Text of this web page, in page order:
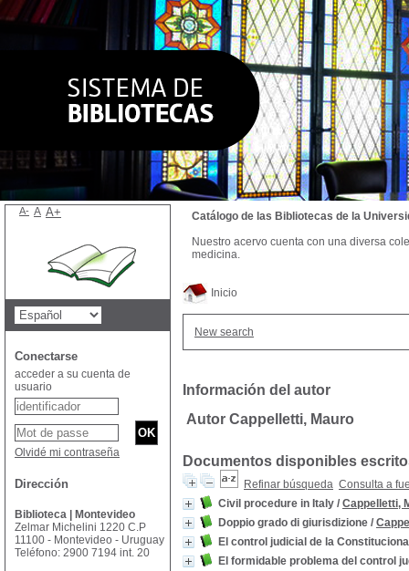
Inicio
New search
Información del autor
Autor Cappelletti, Mauro
Documentos disponibles
Refinar búsqueda Consulta a
Civil procedure in Italy / Cappelletti,
Doppio grado di giurisdizione /
El control judicial de la
El formidable problema del control
Catálogo de las Bibliotecas de la
Nuestro acervo cuenta con una diversa
medicina.
A- A A+
Conectarse
acceder a su cuenta de
usuario
Olvidé mi contraseña
Dirección
Biblioteca | Montevideo
Zelmar Michelini 1220 C.P
11100 - Montevideo - Uruguay
Teléfono: 2900 7194 int. 20